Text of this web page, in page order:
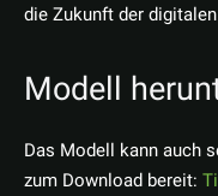
die Zukunft der
Modell
Das Modell kann auch
zum Download bereit: